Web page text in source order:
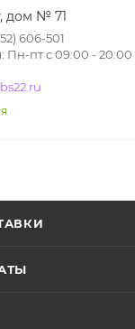
дом № 71
606-501
пт с 09:00 - 20:00